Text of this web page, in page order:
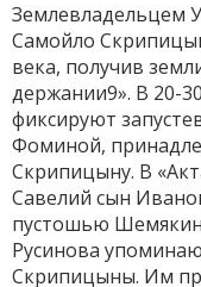
Землевладельцем
Самойло
века, получив
держании9». В 20-
фиксируют
Фоминой,
Скрипицыну. В
Савелий сын
пустошью
Русинова
Скрипицыны. Им